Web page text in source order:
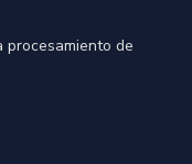
procesamiento de